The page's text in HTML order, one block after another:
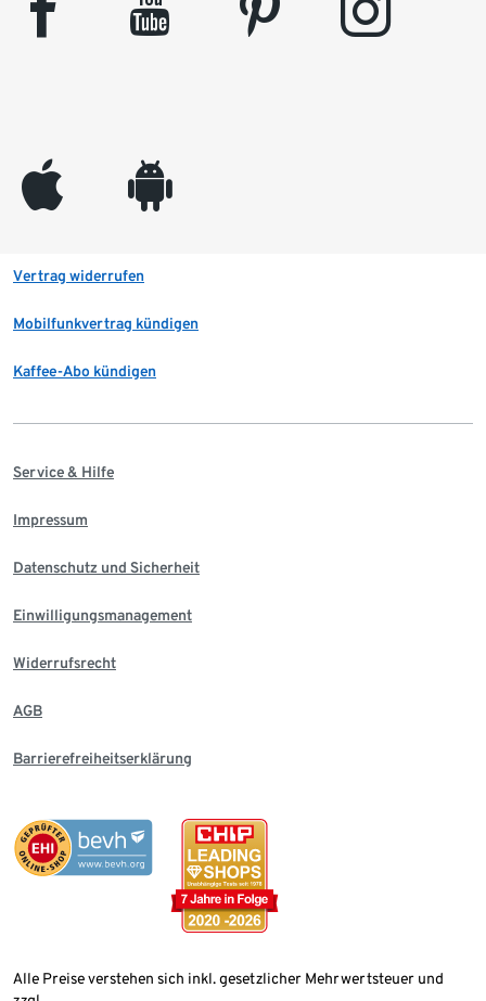
facebook youtube pinterest instagram
appleinc android
Vertrag widerrufen
Mobilfunkvertrag kündigen
Kaffee-Abo kündigen
Service & Hilfe
Impressum
Datenschutz und Sicherheit
Einwilligungsmanagement
Widerrufsrecht
AGB
Barrierefreiheitserklärung
Alle Preise verstehen sich inkl. gesetzlicher Mehrwertsteuer und